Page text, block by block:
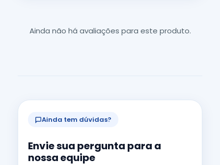
Ainda não há avaliações para este produto.
Ainda tem dúvidas?
Envie sua pergunta para a
nossa equipe